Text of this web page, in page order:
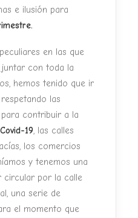
e ilusión para
en las que
con toda la
hemos tenido que ir
las
contribuir a la
Covid-19, las calles
los comercios
y tenemos una
circular por la calle
una serie de
el momento que